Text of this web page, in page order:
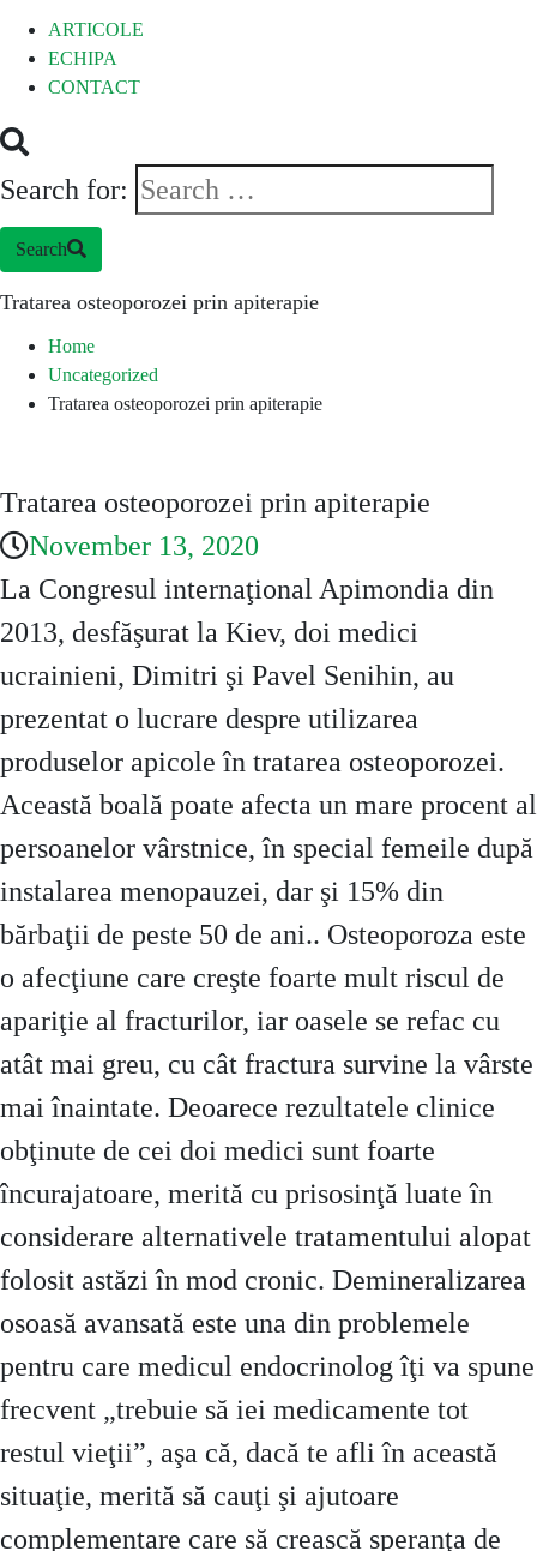
ARTICOLE
ECHIPA
CONTACT
Search for:
Search
Tratarea osteoporozei prin apiterapie
Home
Uncategorized
Tratarea osteoporozei prin apiterapie
Tratarea osteoporozei prin apiterapie
November 13, 2020
La Congresul internaţional Apimondia din
2013, desfăşurat la Kiev, doi medici
ucrainieni, Dimitri şi Pavel Senihin, au
prezentat o lucrare despre utilizarea
produselor apicole în tratarea osteoporozei.
Această boală poate afecta un mare procent al
persoanelor vârstnice, în special femeile după
instalarea menopauzei, dar şi 15% din
bărbaţii de peste 50 de ani.. Osteoporoza este
o afecţiune care creşte foarte mult riscul de
apariţie al fracturilor, iar oasele se refac cu
atât mai greu, cu cât fractura survine la vârste
mai înaintate. Deoarece rezultatele clinice
obţinute de cei doi medici sunt foarte
încurajatoare, merită cu prisosinţă luate în
considerare alternativele tratamentului alopat
folosit astăzi în mod cronic. Demineralizarea
osoasă avansată este una din problemele
pentru care medicul endocrinolog îţi va spune
frecvent „trebuie să iei medicamente tot
restul vieţii”, aşa că, dacă te afli în această
situaţie, merită să cauţi şi ajutoare
complementare care să crească speranţa de